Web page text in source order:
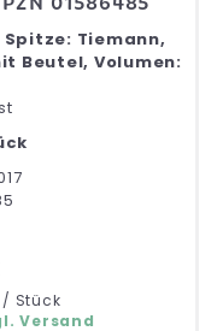
Spitze: Tiemann,
Beutel, Volumen:
Stück
Versand